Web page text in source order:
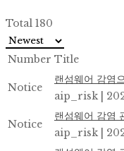
Total 180
Number Title
Notice
랜섬웨어 감염
aip_risk
Notice
랜섬웨어 감염
aip_risk